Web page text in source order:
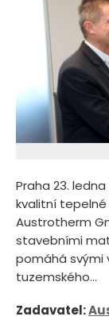
Praha 23.
kvalitní
Austrotherm
stavebními
pomáhá svými
tuzemského...
Zadavatel: